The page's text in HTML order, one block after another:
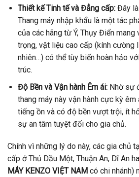
Thiết kế Tinh tế và Đẳng cấp:Đây là
Thang máy nhập khẩu là một tác
của các hãng từ Ý, Thụy Điển
trọng, vật liệu cao cấp (kính cường
nhiên…) có thể tùy biến hoàn hảo
trúc.
Độ Bền và Vận hành Êm ái:Nhờ sự
thang máy này vận hành cực kỳ
tiếng ồn và có độ bền vượt trội, ít
sự an tâm tuyệt đối cho gia chủ.
Chính vì những lý do này, các gia chủ
cấp ở Thủ Dầu Một, Thuận An, Dĩ An
MÁY KENZO VIỆT NAM có chi nhánh)